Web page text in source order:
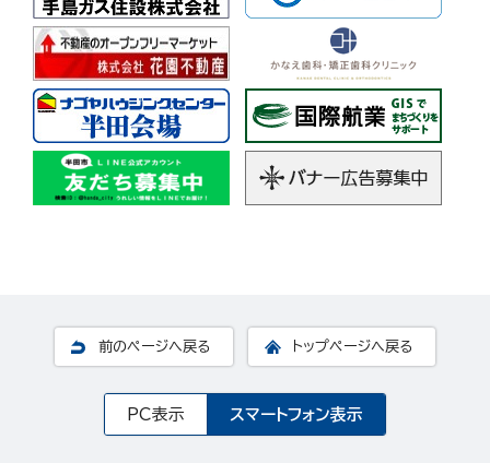
前のページへ戻る トップページへ戻る
PC表示 スマートフォン表示